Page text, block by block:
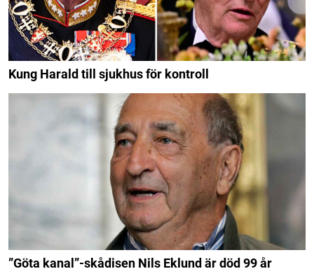
Kung Harald till sjukhus för kontroll
”Göta kanal”-skådisen Nils Eklund är död 99 år